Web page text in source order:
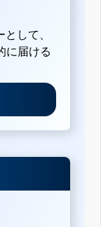
して、
に届ける